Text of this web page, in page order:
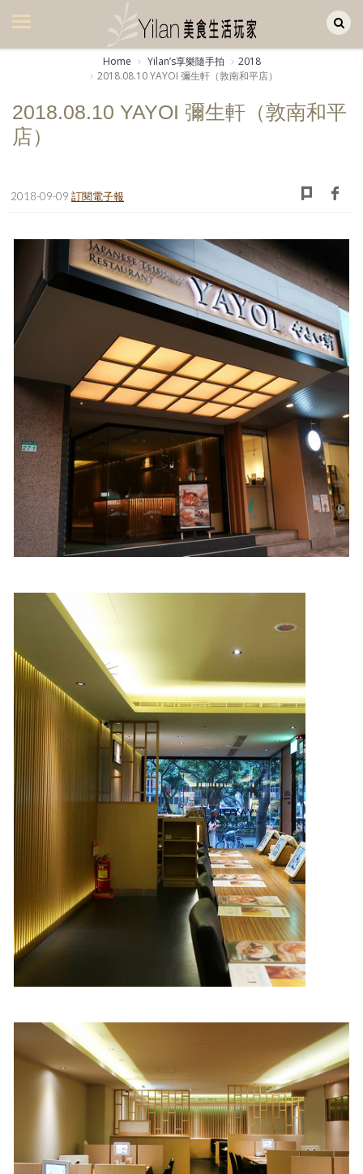
美食集
廚房集
旅遊集
書房集
日記簿
餐桌週記
照相簿
影音區
創意出版服務
歷史區
關於Yilan
個人著作
媒體報導一覽
合作與代言
訂閱電子報
Home Yilanʼs享樂隨手拍
2018
2018.08.10 YAYOI 彌生軒（敦南和平店）
2018.08.10 YAYOI 彌生軒（敦南和平
店）
2018-09-09 訂閱電子報